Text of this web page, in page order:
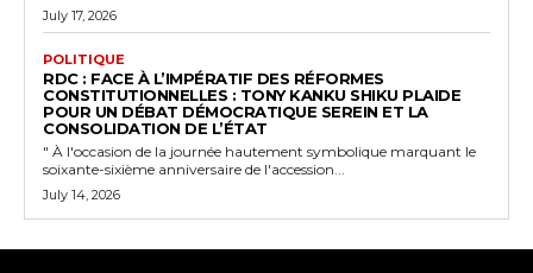
July 17, 2026
POLITIQUE
RDC : FACE À L’IMPÉRATIF DES RÉFORMES
CONSTITUTIONNELLES : TONY KANKU SHIKU PLAIDE
POUR UN DÉBAT DÉMOCRATIQUE SEREIN ET LA
CONSOLIDATION DE L’ÉTAT
" À l'occasion de la journée hautement symbolique marquant le
soixante-sixième anniversaire de l'accession...
July 14, 2026